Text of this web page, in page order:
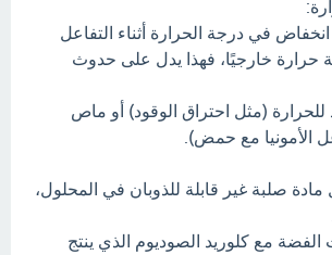
في درجة الحرارة أثناء التفاعل
حرارة خارجيًا، فهذا يدل على حدوث
(مثل احتراق الوقود) أو ماص
الأمونيا مع حمض).
مادة صلبة غير قابلة للذوبان في المحلول،
الفضة مع كلوريد الصوديوم الذي ينتج